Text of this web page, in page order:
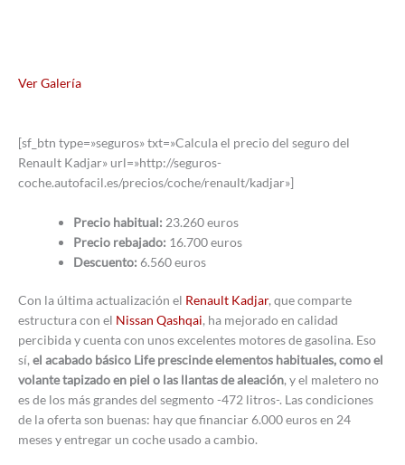
Ver Galería
[sf_btn type=»seguros» txt=»Calcula el precio del seguro del
Renault Kadjar» url=»http://seguros-
coche.autofacil.es/precios/coche/renault/kadjar»]
Precio habitual: 23.260 euros
Precio rebajado: 16.700 euros
Descuento:6.560 euros
Con la última actualización el Renault Kadjar, que comparte
estructura con el Nissan Qashqai, ha mejorado en calidad
percibida y cuenta con unos excelentes motores de gasolina. Eso
sí, el acabado básico Life prescinde elementos habituales, como el
volante tapizado en piel o las llantas de aleación, y el maletero no
es de los más grandes del segmento -472 litros-. Las condiciones
de la oferta son buenas: hay que financiar 6.000 euros en 24
meses y entregar un coche usado a cambio.